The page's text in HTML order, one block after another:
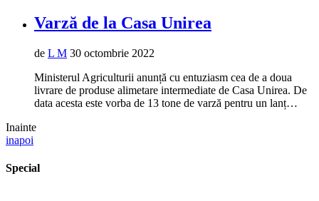
Varză de la Casa Unirea
de L M 30 octombrie 2022
Ministerul Agriculturii anunță cu entuziasm cea de a doua
livrare de produse alimetare intermediate de Casa Unirea. De
data acesta este vorba de 13 tone de varză pentru un lanț…
Inainte
inapoi
Special